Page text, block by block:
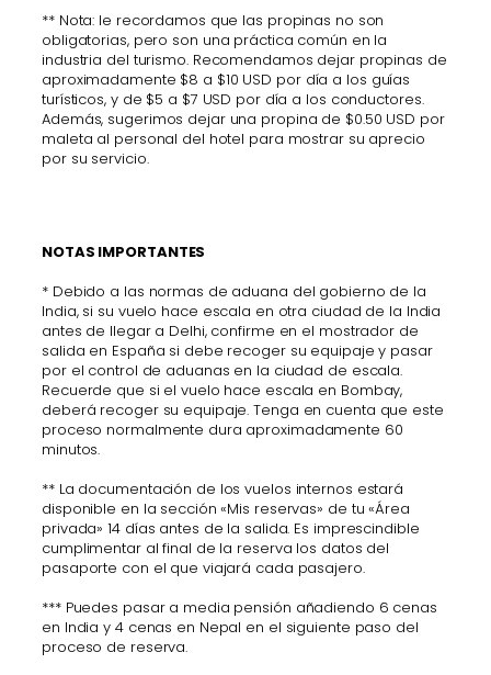
** Nota: le recordamos que las propinas no son
obligatorias, pero son una práctica común en la
industria del turismo. Recomendamos dejar propinas de
aproximadamente $8 a $10 USD por día a los guías
turísticos, y de $5 a $7 USD por día a los conductores.
Además, sugerimos dejar una propina de $0.50 USD por
maleta al personal del hotel para mostrar su aprecio
por su servicio.
NOTAS IMPORTANTES
* Debido a las normas de aduana del gobierno de la
India, si su vuelo hace escala en otra ciudad de la India
antes de llegar a Delhi, confirme en el mostrador de
salida en España si debe recoger su equipaje y pasar
por el control de aduanas en la ciudad de escala.
Recuerde que si el vuelo hace escala en Bombay,
deberá recoger su equipaje. Tenga en cuenta que este
proceso normalmente dura aproximadamente 60
minutos.
** La documentación de los vuelos internos estará
disponible en la sección «Mis reservas» de tu «Área
privada» 14 días antes de la salida. Es imprescindible
cumplimentar al final de la reserva los datos del
pasaporte con el que viajará cada pasajero.
*** Puedes pasar a media pensión añadiendo 6 cenas
en India y 4 cenas en Nepal en el siguiente paso del
proceso de reserva.